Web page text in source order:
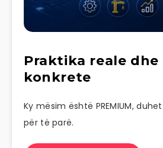
Praktika reale
konkrete
Ky mësim është PREMIUM,
për të parë.